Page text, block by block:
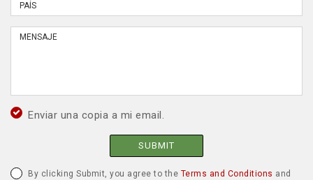
Enviar una copia a mi email.
SUBMIT
By clicking Submit, you agree to the Terms and Conditions and